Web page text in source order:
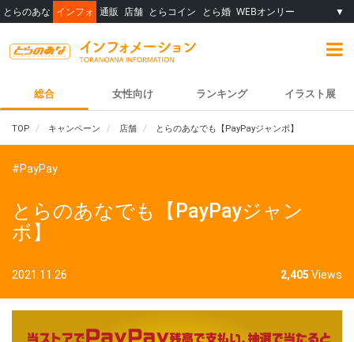
とらのあな インフォ 通販 店舗 とらコイン とら婚 WEBオンリー ▼
総合 女性向け ランキング イラスト展
TOP キャンペーン 店舗 とらのあなでも【PayPayジャンボ】
#PayPay
とらのあなでも【PayPayジャン
ボ】
2021.11.26 2,405 Views